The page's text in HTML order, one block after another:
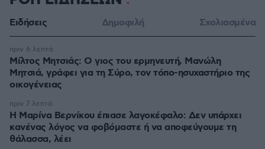
Ειδήσεις Δημοφιλή Σχολιασμένα
Μίλτος Μητσιάς: Ο γιος του ερμηνευτή, Μανώλη
Μητσιά, γράφει για τη Σύρο, τον τόπο-ησυχαστήριο της
οικογένειας
πριν 6 λεπτά
Η Μαρίνα Βερνίκου έπιασε λαγοκέφαλο: Δεν υπάρχει
κανένας λόγος να φοβόμαστε ή να αποφεύγουμε τη
θάλασσα, λέει
πριν 7 λεπτά